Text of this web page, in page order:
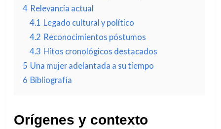
4 Relevancia actual
4.1 Legado cultural y político
4.2 Reconocimientos póstumos
4.3 Hitos cronológicos destacados
5 Una mujer adelantada a su tiempo
6 Bibliografía
Orígenes y contexto